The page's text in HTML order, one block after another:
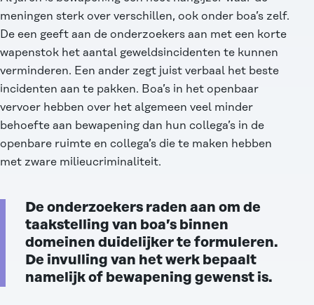
meningen sterk over verschillen, ook onder boa’s zelf.
De een geeft aan de onderzoekers aan met een korte
wapenstok het aantal geweldsincidenten te kunnen
verminderen. Een ander zegt juist verbaal het beste
incidenten aan te pakken. Boa’s in het openbaar
vervoer hebben over het algemeen veel minder
behoefte aan bewapening dan hun collega’s in de
openbare ruimte en collega’s die te maken hebben
met zware milieucriminaliteit.
De onderzoekers raden aan om de
taakstelling van boa’s binnen
domeinen duidelijker te formuleren.
De invulling van het werk bepaalt
namelijk of bewapening gewenst is.